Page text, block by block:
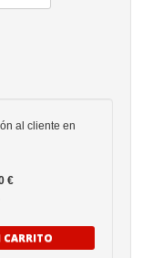
al cliente en
€
CARRITO